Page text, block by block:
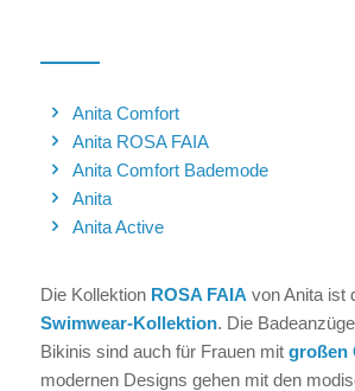
Anita Comfort
Anita ROSA FAIA
Anita Comfort Bademode
Anita
Anita Active
Die Kollektion ROSA FAIA von Anita ist
Swimwear-Kollektion. Die
Bikinis sind auch für Frauen mit großen
modernen Designs gehen mit den